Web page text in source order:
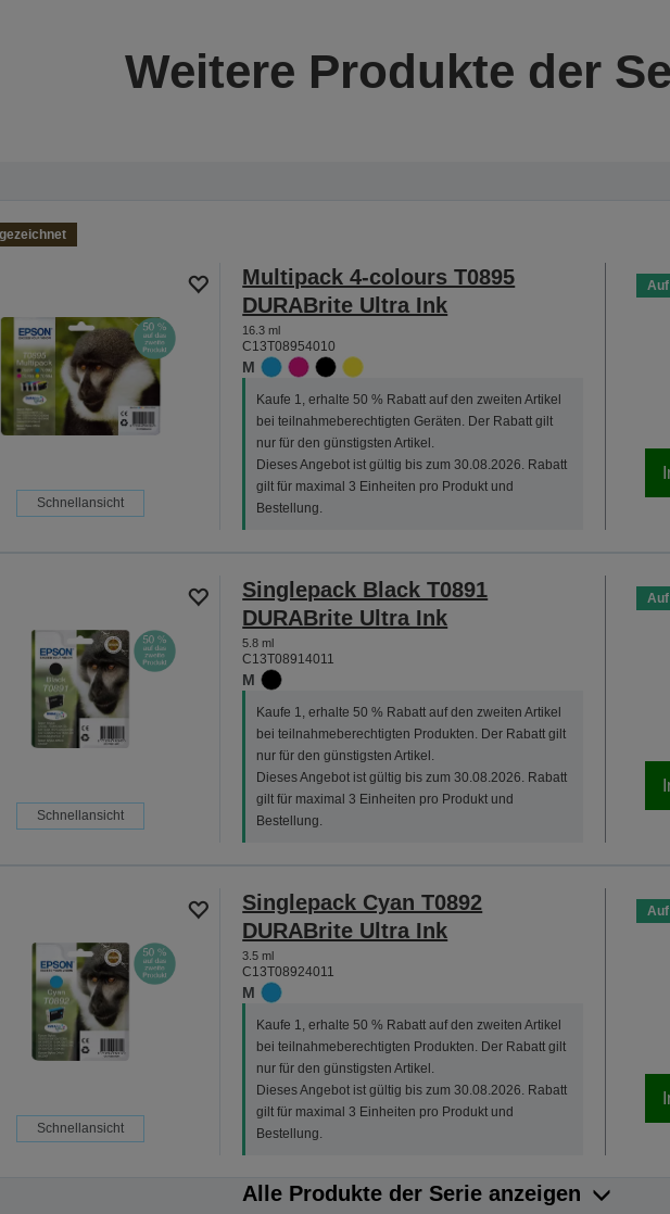
Weitere Produkte der
Schnellansicht
Multipack 4-colours T0895
DURABrite Ultra Ink
16.3 ml
C13T08954010
M
Kaufe 1, erhalte 50 % Rabatt auf den zweiten Artikel
bei teilnahmeberechtigten Geräten. Der Rabatt gilt
nur für den günstigsten Artikel.
Dieses Angebot ist gültig bis zum 30.08.2026. Rabatt
gilt für maximal 3 Einheiten pro Produkt und
Bestellung.
Schnellansicht
Singlepack Black T0891
DURABrite Ultra Ink
5.8 ml
C13T08914011
M
Kaufe 1, erhalte 50 % Rabatt auf den zweiten Artikel
bei teilnahmeberechtigten Produkten. Der Rabatt gilt
nur für den günstigsten Artikel.
Dieses Angebot ist gültig bis zum 30.08.2026. Rabatt
gilt für maximal 3 Einheiten pro Produkt und
Bestellung.
Schnellansicht
Singlepack Cyan T0892
DURABrite Ultra Ink
3.5 ml
C13T08924011
M
Kaufe 1, erhalte 50 % Rabatt auf den zweiten Artikel
bei teilnahmeberechtigten Produkten. Der Rabatt gilt
nur für den günstigsten Artikel.
Dieses Angebot ist gültig bis zum 30.08.2026. Rabatt
gilt für maximal 3 Einheiten pro Produkt und
Bestellung.
Alle Produkte der Serie anzeigen